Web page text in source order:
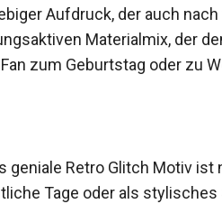
Aufdruck, der auch
Materialmix, der
zum Geburtstag oder zu
geniale Retro Glitch Motiv
Tage oder als stylisches